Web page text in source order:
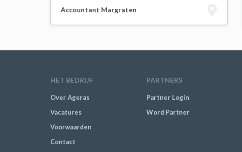
Accountant Margraten
HET BEDRIJF
Over Ageras
Vacatures
Voorwaarden
Contact
PARTNERS
Partner Login
Word Partner